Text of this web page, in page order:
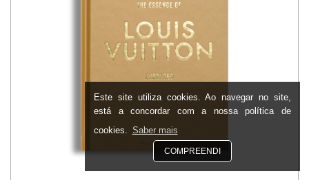
Este site utiliza cookies. Ao navegar no site,
está a concordar com a nossa política de
cookies.
Saber mais
COMPREENDI